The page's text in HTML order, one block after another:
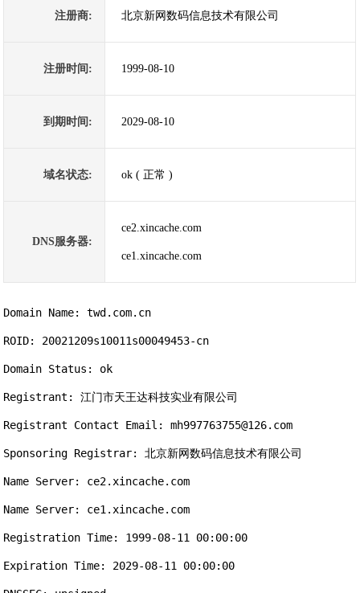
注册商: 北京新网数码信息技术有限公司
注册时间: 1999-08-10
到期时间: 2029-08-10
域名状态: ok ( 正常 )
DNS服务器:
ce2.xincache.com
ce1.xincache.com
Domain Name: twd.com.cn
ROID: 20021209s10011s00049453-cn
Domain Status: ok
Registrant: 江门市天王达科技实业有限公司
Registrant Contact Email: mh997763755@126.com
Sponsoring Registrar: 北京新网数码信息技术有限公司
Name Server: ce2.xincache.com
Name Server: ce1.xincache.com
Registration Time: 1999-08-11 00:00:00
Expiration Time: 2029-08-11 00:00:00